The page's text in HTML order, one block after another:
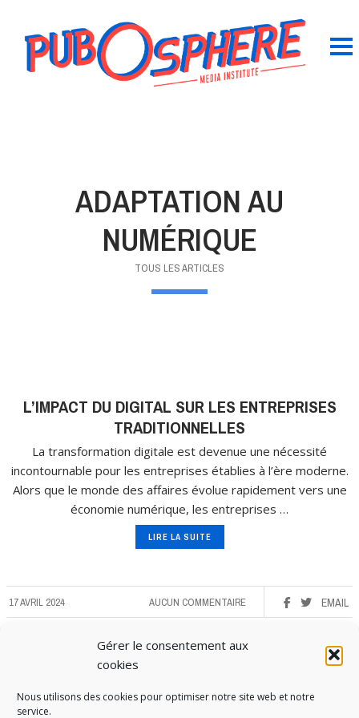
Gérer le consentement aux
cookies
Nous utilisons des cookies pour optimiser notre site web et notre
service.
ADAPTATION AU
NUMÉRIQUE
TOUS LES ARTICLES
L’IMPACT DU DIGITAL SUR LES ENTREPRISES
TRADITIONNELLES
La transformation digitale est devenue une nécessité
incontournable pour les entreprises établies à l’ère moderne.
Alors que le monde des affaires évolue rapidement vers une
économie numérique, les entreprises …
LIRE LA SUITE
17 AVRIL 2024 EMAIL
AUCUN COMMENTAIRE